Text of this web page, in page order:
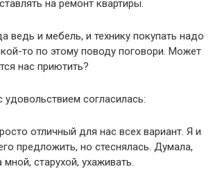
на ремонт квартиры.
ведь и мебель, и технику покупать надо
то по этому поводу поговори. Может
нас приютить?
удовольствием согласилась:
отличный для нас всех вариант. Я и
предложить, но стеснялась. Думала,
старухой, ухаживать.